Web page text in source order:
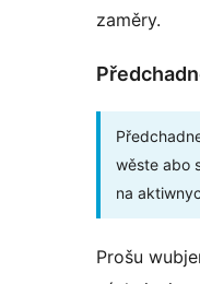
zaměry.
wěste abo
na
Prošu